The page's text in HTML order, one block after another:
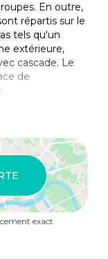
En outre,
répartis sur le
tels qu'un
extérieure,
cascade. Le
de
exact